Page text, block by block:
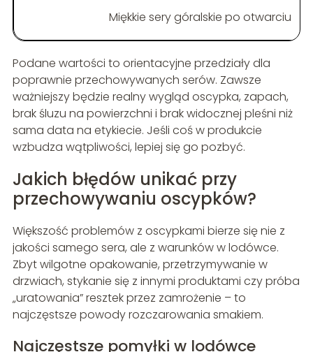
Miękkie sery góralskie po otwarciu
Podane wartości to orientacyjne przedziały dla
poprawnie przechowywanych serów. Zawsze
ważniejszy będzie realny wygląd oscypka, zapach,
brak śluzu na powierzchni i brak widocznej pleśni niż
sama data na etykiecie. Jeśli coś w produkcie
wzbudza wątpliwości, lepiej się go pozbyć.
Jakich błędów unikać przy
przechowywaniu oscypków?
Większość problemów z oscypkami bierze się nie z
jakości samego sera, ale z warunków w lodówce.
Zbyt wilgotne opakowanie, przetrzymywanie w
drzwiach, stykanie się z innymi produktami czy próba
„uratowania” resztek przez zamrożenie – to
najczęstsze powody rozczarowania smakiem.
Najczęstsze pomyłki w lodówce